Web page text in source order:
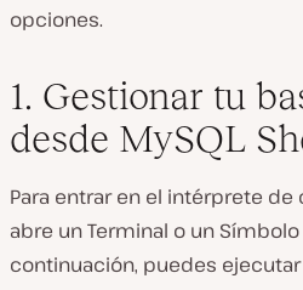
opciones.
1. Gestionar tu
desde MySQL
Para entrar en el intérprete de
abre un Terminal o un
continuación, puedes